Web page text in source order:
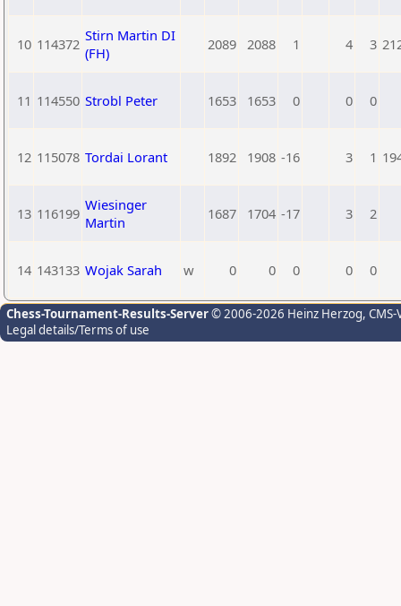
10 114372 Stirn Martin DI
(FH)
2089 2088 1 4 3
11 114550 Strobl Peter 1653 1653 0 0 0
12 115078 Tordai Lorant 1892 1908 -16 3 1
13 116199 Wiesinger
Martin
1687 1704 -17 3 2
14 143133 Wojak Sarah w 0 0 0 0 0
Chess-Tournament-Results-Server© 2006-2026 Heinz Herzog,
Legal details/Terms of use